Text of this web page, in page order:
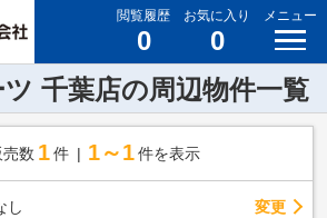
閲覧履歴
0
お気に入り
0
メニュー
千葉店の周辺物件一覧
売数 1 件 1～1 件を表示
し 変更